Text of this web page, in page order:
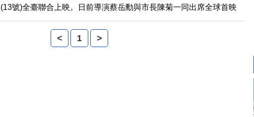
(13號)全臺聯合上映。日前導演蔡岳勳與市長陳菊一同出席全球首映
會，希望能開出亮眼票房，更推展高雄成為影視之都。
< 1 >